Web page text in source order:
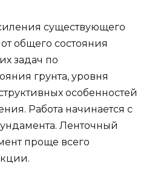
существующего
общего состояния
задач по
грунта, уровня
особенностей
Работа начинается с
Ленточный
проще всего